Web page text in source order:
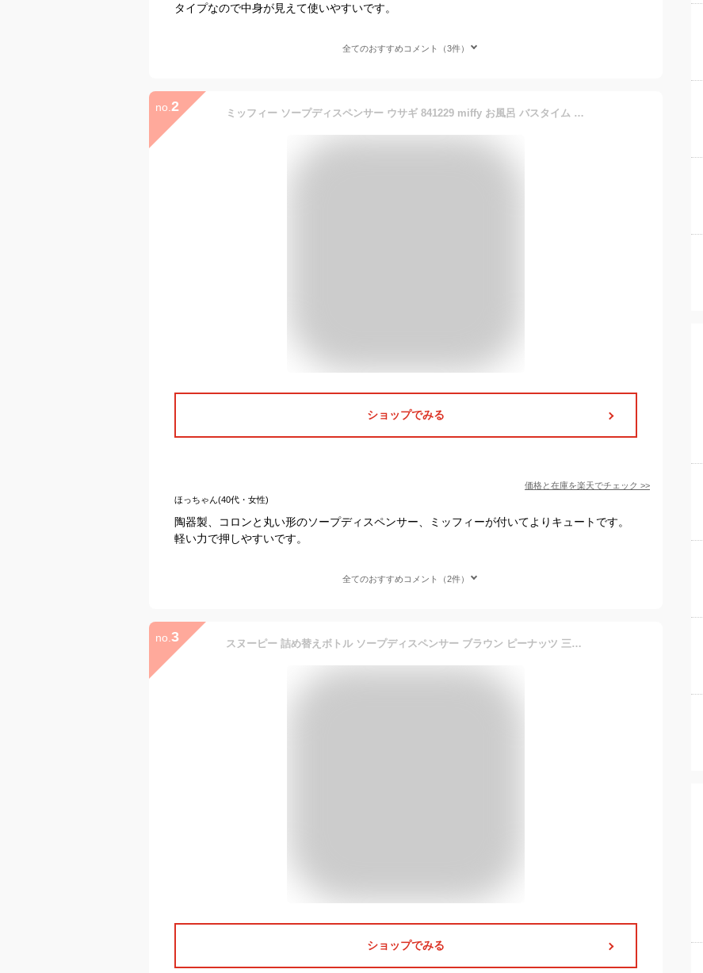
タイプなので中身が見えて使いやすいです。
全てのおすすめコメント（3件）
no. 2 ミッフィー ソープディスペンサー ウサギ 841229 miffy お風呂 バスタイム 液体せっけん 容器 プレゼント
ショップでみる
価格と在庫を楽天でチェック >>
ほっちゃん(40代・女性)
陶器製、コロンと丸い形のソープディスペンサー、ミッフィーが付いてよりキュートです。
軽い力で押しやすいです。
全てのおすすめコメント（2件）
no. 3 スヌーピー 詰め替えボトル ソープディスペンサー ブラウン ピーナッツ 三金商事 MEIHO シャンプーボトル 液体用 キャラクター グッズ シネマコレクション
ショップでみる